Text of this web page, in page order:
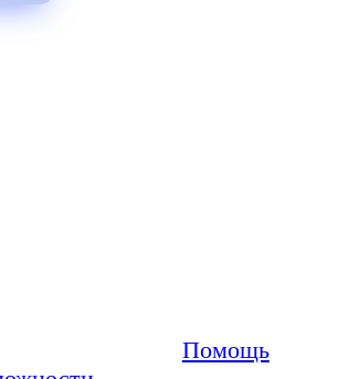
Помощь